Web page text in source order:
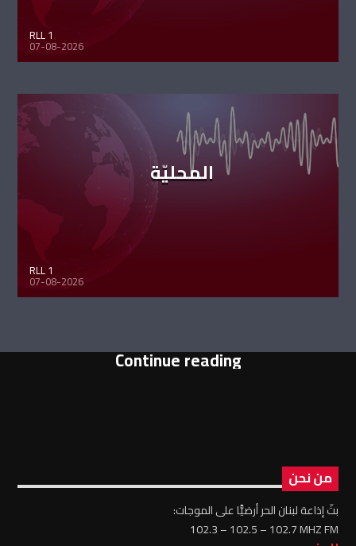
RLL 1
07-08-2026
المحليّة
RLL 1
07-08-2026
Continue reading
من نحن
بثّ إذاعة لبنان الحر أرضيًّا على الموجات:
102.3 – 102.5 – 102.7 MHZ FM